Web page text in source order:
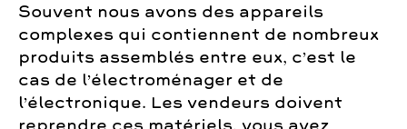
Souvent nous avons des appareils
complexes qui contiennent de nombreux
produits assemblés entre eux, c’est le
cas de l’électroménager et de
l’électronique. Les vendeurs doivent